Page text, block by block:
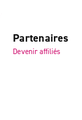
Partenaires
Devenir affiliés